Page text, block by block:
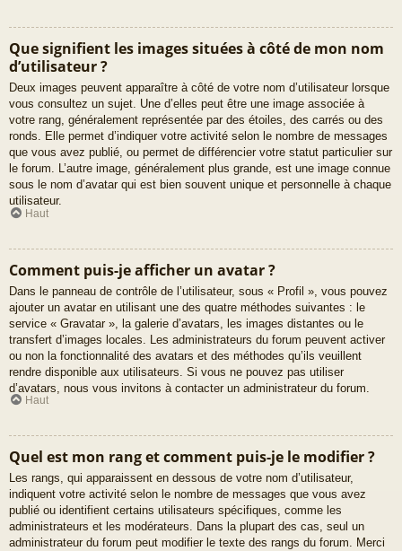
Que signifient les images situées à côté de mon nom
d’utilisateur ?
Deux images peuvent apparaître à côté de votre nom d’utilisateur lorsque
vous consultez un sujet. Une d’elles peut être une image associée à
votre rang, généralement représentée par des étoiles, des carrés ou des
ronds. Elle permet d’indiquer votre activité selon le nombre de messages
que vous avez publié, ou permet de différencier votre statut particulier sur
le forum. L’autre image, généralement plus grande, est une image connue
sous le nom d’avatar qui est bien souvent unique et personnelle à chaque
utilisateur.
Haut
Comment puis-je afficher un avatar ?
Dans le panneau de contrôle de l’utilisateur, sous « Profil », vous pouvez
ajouter un avatar en utilisant une des quatre méthodes suivantes : le
service « Gravatar », la galerie d’avatars, les images distantes ou le
transfert d’images locales. Les administrateurs du forum peuvent activer
ou non la fonctionnalité des avatars et des méthodes qu’ils veuillent
rendre disponible aux utilisateurs. Si vous ne pouvez pas utiliser
d’avatars, nous vous invitons à contacter un administrateur du forum.
Haut
Quel est mon rang et comment puis-je le modifier ?
Les rangs, qui apparaissent en dessous de votre nom d’utilisateur,
indiquent votre activité selon le nombre de messages que vous avez
publié ou identifient certains utilisateurs spécifiques, comme les
administrateurs et les modérateurs. Dans la plupart des cas, seul un
administrateur du forum peut modifier le texte des rangs du forum. Merci